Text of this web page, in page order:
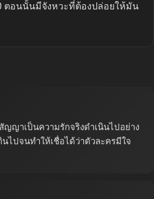
ตอนนั้นมีจังหวะที่ต้องปล่อยให้มัน
ญาเป็นความรักจริงดำเนินไปอย่าง
ไปจนทำให้เชื่อได้ว่าตัวละครมีใจ